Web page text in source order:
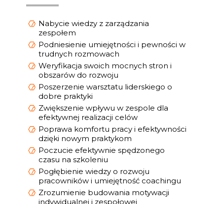
Nabycie wiedzy z zarządzania
zespołem
Podniesienie umiejętności i pewności w
trudnych rozmowach
Weryfikacja swoich mocnych stron i
obszarów do rozwoju
Poszerzenie warsztatu liderskiego o
dobre praktyki
Zwiększenie wpływu w zespole dla
efektywnej realizacji celów
Poprawa komfortu pracy i efektywności
dzięki nowym praktykom
Poczucie efektywnie spędzonego
czasu na szkoleniu
Pogłębienie wiedzy o rozwoju
pracowników i umiejętność coachingu
Zrozumienie budowania motywacji
indywidualnej i zespołowej